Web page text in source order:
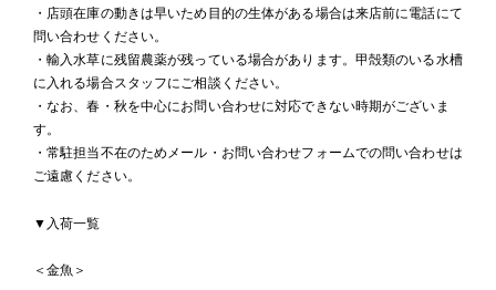
・店頭在庫の動きは早いため目的の生体がある場合は来店前に電話にて
問い合わせください。
・輸入水草に残留農薬が残っている場合があります。甲殻類のいる水槽
に入れる場合スタッフにご相談ください。
・なお、春・秋を中心にお問い合わせに対応できない時期がございま
す。
・常駐担当不在のためメール・お問い合わせフォームでの問い合わせは
ご遠慮ください。
▼入荷一覧
＜金魚＞